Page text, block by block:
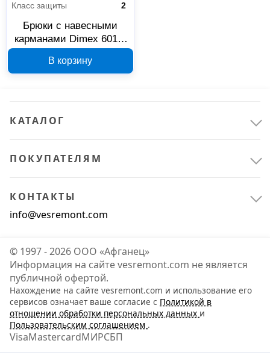
Спецодежда и СИЗ 3
Летняя спецодежда
Сигнальная одежда
Класс защиты
2
Брюки с навесными
карманами Dimex 6015-
В корзину
КАТАЛОГ
ПОКУПАТЕЛЯМ
КОНТАКТЫ
info@vesremont.com
© 1997 - 2026 ООО «Афганец»
Информация на сайте vesremont.com не является
публичной офертой.
Нахождение на сайте vesremont.com и использование его
сервисов означает ваше согласие с Политикой в
отношении обработки персональных данных и
Пользовательским соглашением .
VisaMastercardМИРСБП